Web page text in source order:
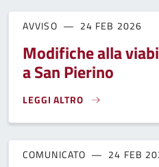
AVVISO 24 FEB 2026
Modifiche alla
a San Pierino
LEGGI ALTRO
MODIFICHE ALLA VIABILITÀ
COMUNICATO 24 FEB